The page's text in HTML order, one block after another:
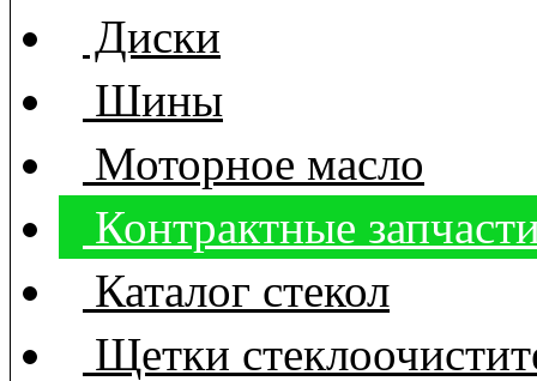
Диски
Шины
Моторное масло
Контрактные
Каталог стекол
Щетки